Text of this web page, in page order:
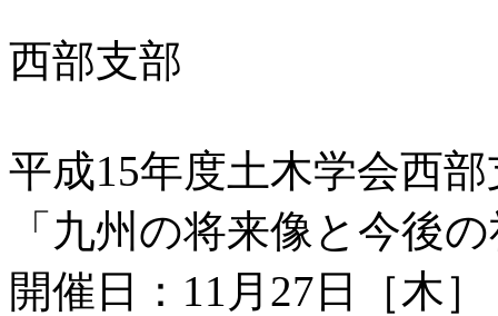
西部支部
平成15年度土木学会西
「九州の将来像と今後
開催日：11月27日［木］